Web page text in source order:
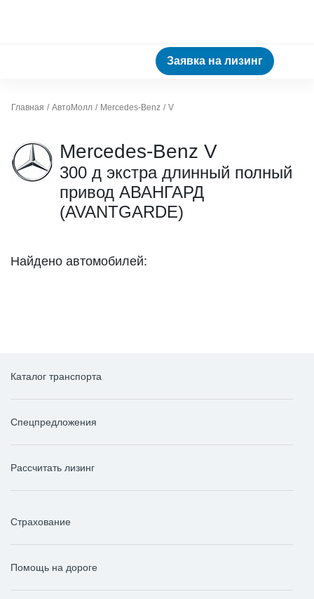
Заявка на лизинг
Главная АвтоМолл Mercedes-Benz V
Mercedes-Benz V
300 д экстра длинный полный
привод АВАНГАРД
(AVANTGARDE)
Найдено автомобилей:
Каталог транспорта
Спецпредложения
Рассчитать лизинг
Страхование
Помощь на дороге